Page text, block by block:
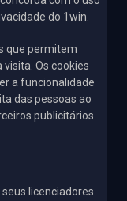
do 1win.
que permitem
Os cookies
a funcionalidade
das pessoas ao
publicitários
licenciadores